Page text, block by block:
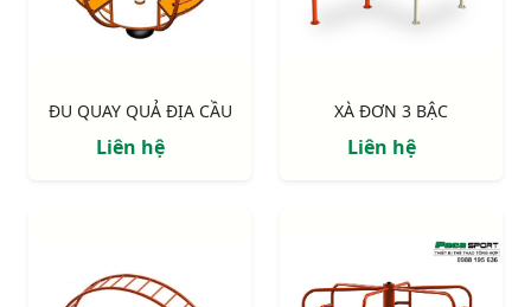
ĐU QUAY QUẢ ĐỊA CẦU
Liên hệ
XÀ ĐƠN 3 BẬC
Liên hệ